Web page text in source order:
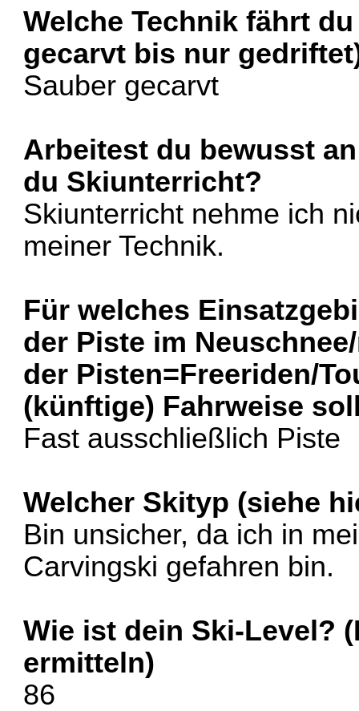
Welche Technik fährt
gecarvt bis nur
Sauber gecarvt
Arbeitest du bewusst
du Skiunterricht?
Skiunterricht nehme ich
meiner Technik.
Für welches
der Piste im
der Pisten=Freeriden/
(künftige) Fahrweise
Fast ausschließlich Piste
Welcher Skityp (siehe
Bin unsicher, da ich in
Carvingski gefahren bin.
Wie ist dein Ski-Level?
ermitteln)
86